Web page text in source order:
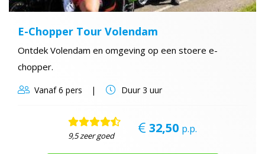
E-Chopper Tour Volendam
Ontdek Volendam en omgeving op een stoere e-
chopper.
Vanaf6 pers Duur3 uur
9,5 zeer goed 32,50 p.p.